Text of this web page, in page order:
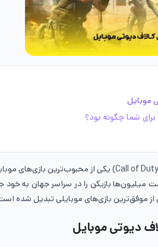
موبایل
شما چگونه بود؟
میلیون‌ها بازیکن را در سراسر جهان به خود
از موفق‌ترین بازی‌های موبایلی تبدیل شده
دیوتی موبایل